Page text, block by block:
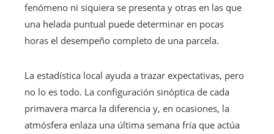
fenómeno ni siquiera se presenta y otras en las que
una helada puntual puede determinar en pocas
horas el desempeño completo de una parcela.
La estadística local ayuda a trazar expectativas, pero
no lo es todo. La configuración sinóptica de cada
primavera marca la diferencia y, en ocasiones, la
atmósfera enlaza una última semana fría que actúa